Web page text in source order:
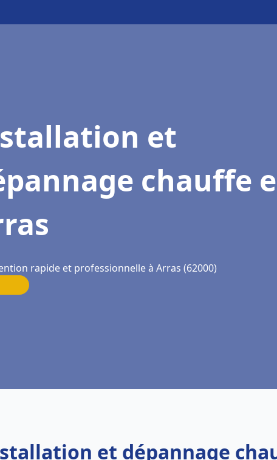
et
chauffe
rapide et professionnelle à Arras (62000)
et dépannage